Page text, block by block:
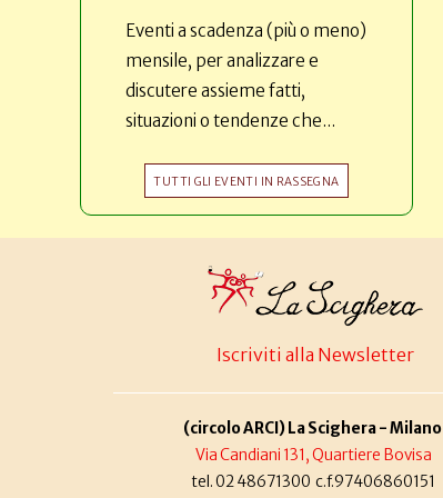
Eventi a scadenza (più o meno)
mensile, per analizzare e
discutere assieme fatti,
situazioni o tendenze che...
TUTTI GLI EVENTI IN RASSEGNA
Iscriviti alla Newsletter
(circolo ARCI) La Scighera - Milano
Via Candiani 131, Quartiere Bovisa
tel. 02 48671300 c.f.97406860151